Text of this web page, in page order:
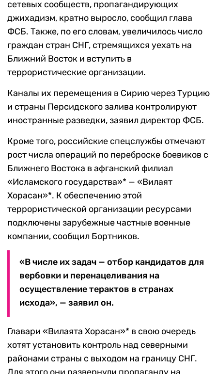
сетевых сообществ, пропагандирующих
джихадизм, кратно выросло, сообщил глава
ФСБ. Также, по его словам, увеличилось число
граждан стран СНГ, стремящихся уехать на
Ближний Восток и вступить в
террористические организации.
Каналы их перемещения в Сирию через Турцию
и страны Персидского залива контролируют
иностранные разведки, заявил директор ФСБ.
Кроме того, российские спецслужбы отмечают
рост числа операций по переброске боевиков с
Ближнего Востока в афганский филиал
«Исламского государства»* — «Вилаят
Хорасан»*. К обеспечению этой
террористической организации ресурсами
подключены зарубежные частные военные
компании, сообщил Бортников.
«В числе их задач — отбор кандидатов для
вербовки и перенацеливания на
осуществление терактов в странах
исхода», — заявил он.
Главари «Вилаята Хорасан»* в свою очередь
хотят установить контроль над северными
районами страны с выходом на границу СНГ.